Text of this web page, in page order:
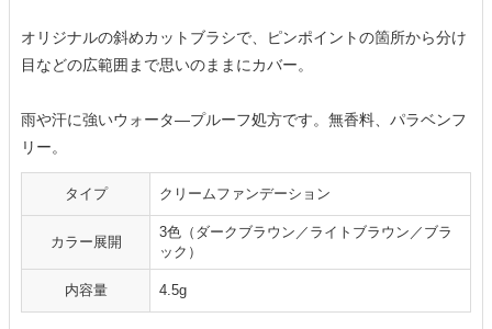
オリジナルの斜めカットブラシで、ピンポイントの箇所から分け
目などの広範囲まで思いのままにカバー。
雨や汗に強いウォータ―プルーフ処方です。無香料、パラベンフ
リー。
タイプ クリームファンデーション
カラー展開
3色（ダークブラウン／ライトブラウン／ブラ
ック）
内容量 4.5g